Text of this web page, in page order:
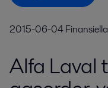
2015-06-04
Alfa Laval